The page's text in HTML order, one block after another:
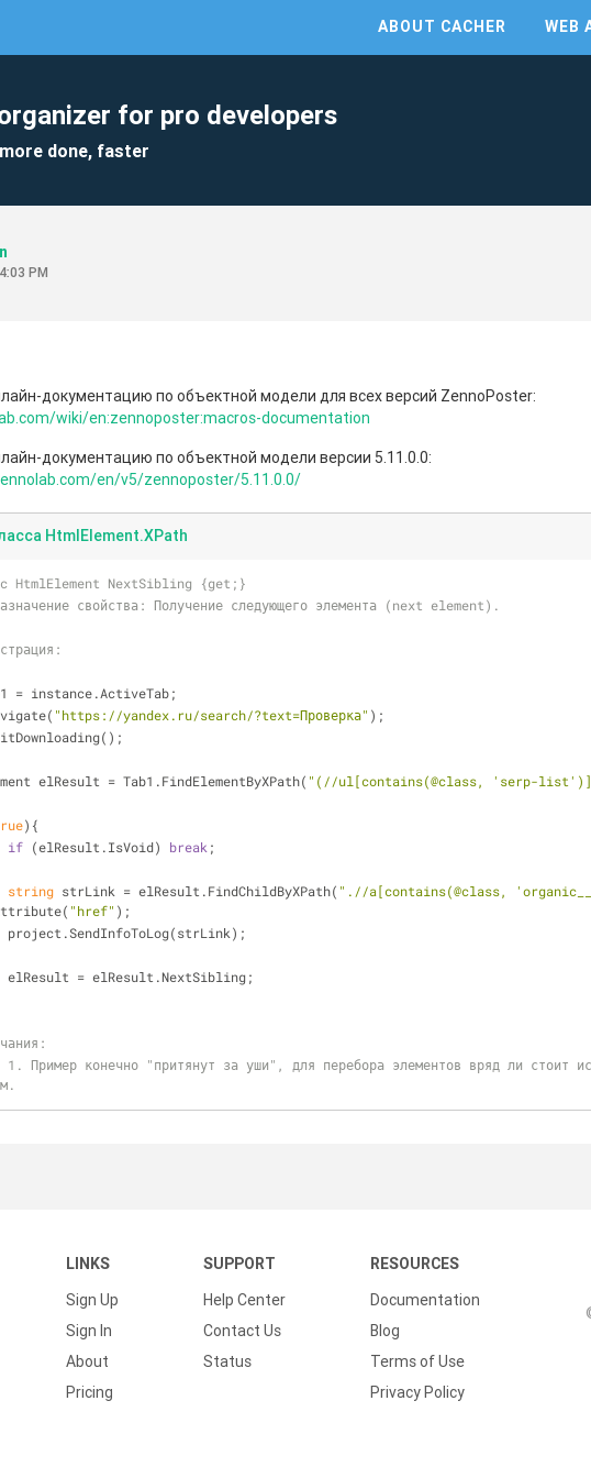
ABOUT CACHER WEB
for pro developers
done, faster
PM
документацию по объектной модели для всех версий ZennoPoster:
wiki/en:zennoposter:macros-documentation
документацию по объектной модели версии 5.11.0.0:
en/v5/zennoposter/5.11.0.0/
HtmlElement.XPath
HtmlElement NextSibling {get;}
свойства: Получение следующего элемента (next element).
= instance.ActiveTab;
"https://yandex.ru/search/?text=Проверка" );
elResult = Tab1.FindElementByXPath( "(//ul[contains(@class, 'serp-
){
if (elResult.IsVoid) break ;
string strLink = elResult.FindChildByXPath( ".//a[contains(@class,
"href" );
	project.SendInfoToLog(strLink);
	elResult = elResult.NextSibling;
LINKS
Sign Up
Sign In
About
Pricing
SUPPORT
Help Center
Contact Us
Status
RESOURCES
Documentation
Blog
Terms of Use
Privacy Policy